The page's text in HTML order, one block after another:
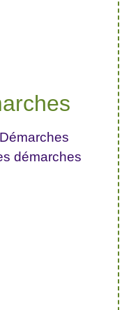
Démarches
démarches